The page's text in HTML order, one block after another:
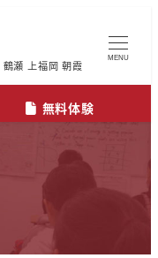
瀬 上福岡 朝霞
無料体験
MENU